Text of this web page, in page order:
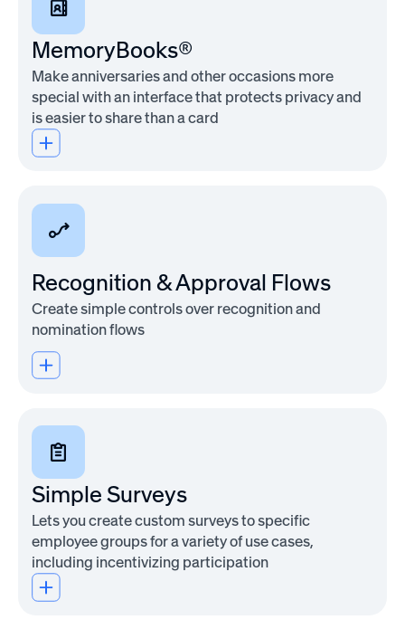
engagement,
and
take
meaningful
action.
It
goes
beyond
deliver
insights,
accountability,
and
measurable
over
time.
Best
for:
Organizations
looking
to
measure
engagement,
identify
MemoryBooks®
Make anniversaries and other occasions more
special with an interface that protects privacy and
is easier to share than a card
Recognition & Approval Flows
Create simple controls over recognition and
nomination flows
Simple Surveys
Lets you create custom surveys to specific
employee groups for a variety of use cases,
including incentivizing participation